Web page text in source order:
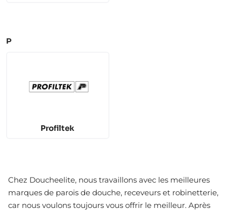
P
Profiltek
Chez Doucheelite, nous travaillons avec les meilleures
marques de parois de douche, receveurs et robinetterie,
car nous voulons toujours vous offrir le meilleur. Après